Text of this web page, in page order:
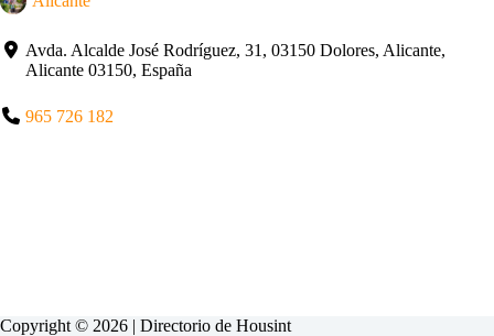
Avda. Alcalde José Rodríguez, 31, 03150 Dolores, Alicante,
Alicante 03150, España
965 726 182
Copyright © 2026 | Directorio de Housint